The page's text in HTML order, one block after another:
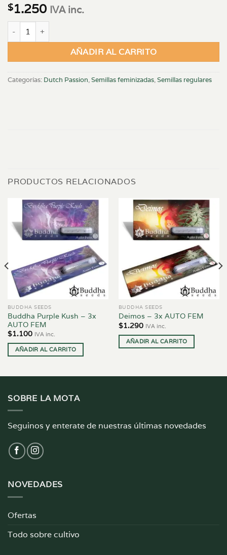
$1.250 IVA inc.
GLUEBERRY O.G.® X3 cantidad
AÑADIR AL CARRITO
Categorías: Dutch Passion,Semillas feminizadas,Semillas regulares
PRODUCTOS RELACIONADOS
BUDDHA SEEDS
Buddha Purple Kush – 3x
AUTO FEM
$1.100 IVA inc.
AÑADIR AL CARRITO
BUDDHA SEEDS
Deimos – 3x AUTO FEM
$1.290 IVA inc.
AÑADIR AL CARRITO
SOBRE LA MOTA
Seguinos y enterate de nuestras últimas novedades
NOVEDADES
Ofertas
Todo sobre cultivo